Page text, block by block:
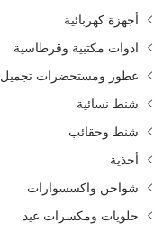
أجهزة كهربائية
ادوات مكتبية وقرطاسية
عطور ومستحضرات تجميل
شنط نسائية
شنط وحقائب
أحذية
شواحن واكسسوارات
حلويات ومكسرات عيد